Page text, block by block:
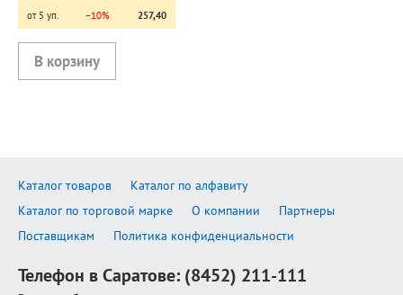
от 5 уп.
−10% 257,40
Каталог товаров
Каталог по алфавиту
Каталог по торговой марке
О компании
Партнеры
Поставщикам
Политика конфиденциальности
Телефон в Саратове: (8452) 211-111